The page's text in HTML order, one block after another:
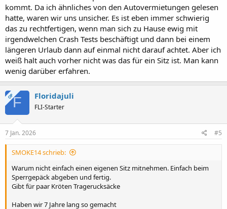
kommt. Da ich ähnliches von den Autovermietungen gelesen
hatte, waren wir uns unsicher. Es ist eben immer schwierig
das zu rechtfertigen, wenn man sich zu Hause ewig mit
irgendwelchen Crash Tests beschäftigt und dann bei einem
längeren Urlaub dann auf einmal nicht darauf achtet. Aber ich
weiß halt auch vorher nicht was das für ein Sitz ist. Man kann
wenig darüber erfahren.
OPF Floridajuli
FLI-Starter
7 Jan. 2026 #5
SMOKE14 schrieb:
Warum nicht einfach einen eigenen Sitz mitnehmen. Einfach beim
Sperrgepäck abgeben und fertig.
Gibt für paar Kröten Tragerucksäcke
Haben wir 7 Jahre lang so gemacht